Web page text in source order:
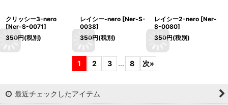
クリッシー3-nero
[Ner-S-0071]
350円(税別)
レイシー-nero [Ner-S-
0038]
350円(税別)
レイシー2-nero [Ner-
S-0080]
350円(税別)
1 2 3 ... 8 次»
最近チェックしたアイテム